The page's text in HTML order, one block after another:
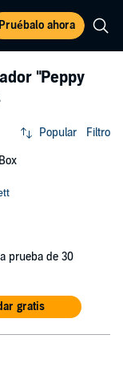
Pruébalo ahora
"Peppy
Popular Filtro
prueba de 30
gratis